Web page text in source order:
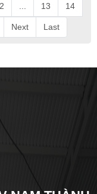
2 13 14
Next Last